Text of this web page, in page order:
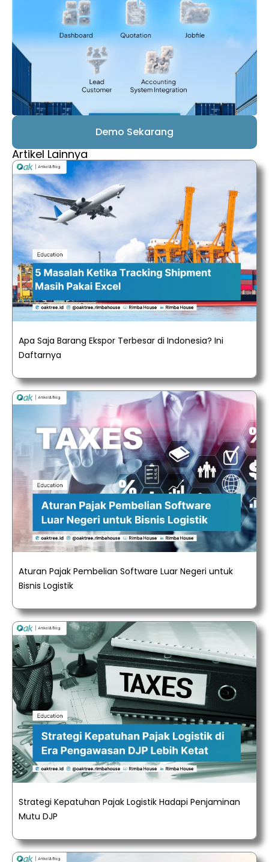
Demo Sekarang
Artikel Lainnya
Apa Saja Barang Ekspor Terbesar di Indonesia? Ini
Daftarnya
Aturan Pajak Pembelian Software Luar Negeri untuk
Bisnis Logistik
Strategi Kepatuhan Pajak Logistik Hadapi Penjaminan
Mutu DJP